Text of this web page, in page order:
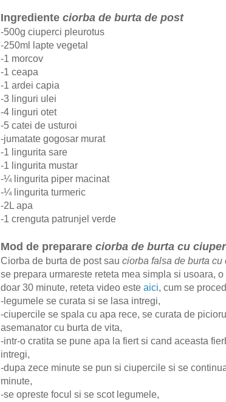
Ingrediente ciorba de burta de post
-500g ciuperci pleurotus
-250ml lapte vegetal
-1 morcov
-1 ceapa
-1 ardei capia
-3 linguri ulei
-4 linguri otet
-5 catei de usturoi
-jumatate gogosar murat
-1 lingurita sare
-1 lingurita mustar
-¼ lingurita piper macinat
-¼lingurita turmeric
-2L apa
-1 crenguta patrunjel verde
Mod de preparare ciorba de burta cu
Ciorba de burta de post sau ciorba falsa de burta
se prepara urmareste reteta mea simpla si usoara,
doar 30 minute, reteta video este aici, cum se
-legumele se curata si se lasa intregi,
-ciupercile se spala cu apa rece, se curata de
asemanator cu burta de vita,
-intr-o cratita se pune apa la fiert si cand aceasta
intregi,
-dupa zece minute se pun si ciupercile si se
minute,
-se opreste focul si se scot legumele,